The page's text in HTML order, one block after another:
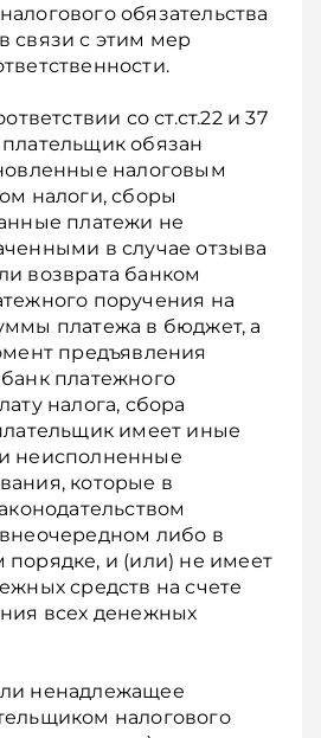
обязательства
связи с этим мер
со ст.ст.22 и 37
обязан
налоговым
налоги, сборы
платежи не
в случае отзыва
возврата банком
поручения на
платежа в бюджет, а
предъявления
платежного
налога, сбора
имеет иные
неисполненные
которые в
либо в
и (или) не имеет
средств на счете
всех денежных
ненадлежащее
налогового